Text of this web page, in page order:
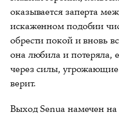
оказывается заперта
искаженном подобии
обрести покой и вновь
она любила и потеряла,
через силы, угрожающие
верит.
Выход Senua намечен на